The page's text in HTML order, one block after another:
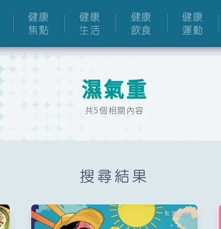
健康
焦點
健康
生活
健康
飲食
健康
運動
濕氣重
共5個相關內容
搜尋結果